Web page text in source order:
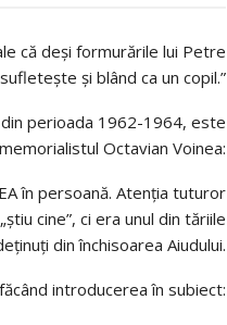
că deși formurările lui Petre
şi blând ca un copil.”
din perioada 1962-1964, este
Octavian Voinea:
în persoană. Atenţia tuturor
cine”, ci era unul din tăriile
din închisoarea Aiudului.
introducerea în subiect: